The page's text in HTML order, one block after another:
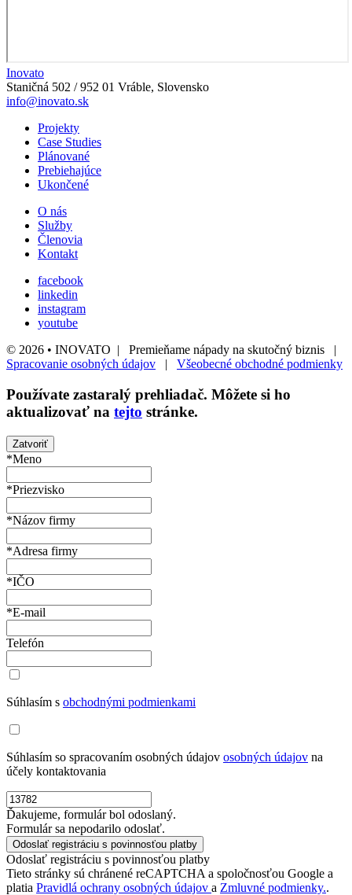
Inovato
Staničná 502 / 952 01 Vráble, Slovensko
info@inovato.sk
Projekty
Case Studies
Plánované
Prebiehajúce
Ukončené
O nás
Služby
Členovia
Kontakt
facebook
linkedin
instagram
youtube
© 2026 • INOVATO | Premieňame nápady na skutočný biznis |
Spracovanie osobných údajov | Všeobecné obchodné podmienky
Používate zastaralý prehliadač. Môžete si ho
aktualizovať na tejto stránke.
Zatvoriť
*Meno
*Priezvisko
*Názov firmy
*Adresa firmy
*IČO
*E-mail
Telefón
Súhlasím s obchodnými podmienkami
Súhlasím so spracovaním osobných údajov osobných údajov na
účely kontaktovania
Ďakujeme, formulár bol odoslaný.
Formulár sa nepodarilo odoslať.
Odoslať registráciu s povinnosťou platby
Tieto stránky sú chránené reCAPTCHA a spoločnosťou Google a
platia Pravidlá ochrany osobných údajov a Zmluvné podmienky..